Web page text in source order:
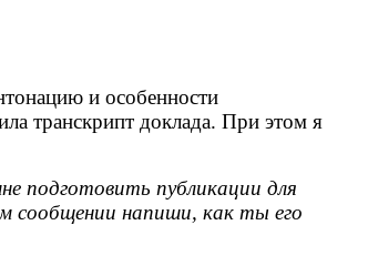
и особенности
транскрипт доклада. При этом я
подготовить публикации для
сообщении напиши, как ты его